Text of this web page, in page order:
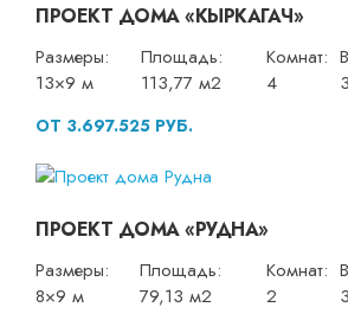
ПРОЕКТ ДОМА «КЫРКАГАЧ»
Размеры:
13×9 м
Площадь:
113,77 м2
Комнат:
4
3
ОТ 3.697.525 РУБ.
ПРОЕКТ ДОМА «РУДНА»
Размеры:
8×9 м
Площадь:
79,13 м2
Комнат:
2
3